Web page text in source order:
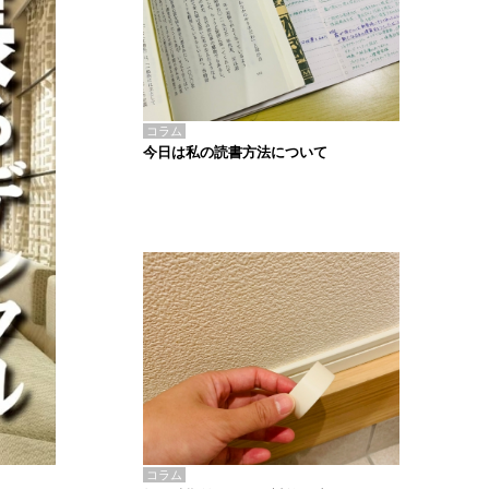
コラム
今日は私の読書方法について
コラム